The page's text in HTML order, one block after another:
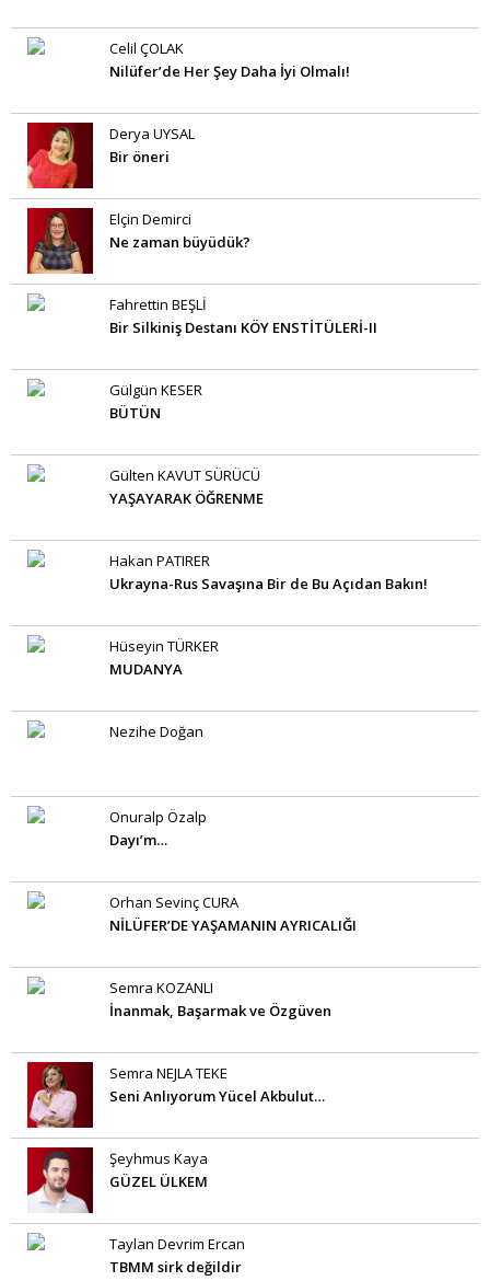
Celil ÇOLAK
Nilüfer’de Her Şey Daha İyi Olmalı!
Derya UYSAL
Bir öneri
Elçin Demirci
Ne zaman büyüdük?
Fahrettin BEŞLİ
Bir Silkiniş Destanı KÖY ENSTİTÜLERİ-II
Gülgün KESER
BÜTÜN
Gülten KAVUT SÜRÜCÜ
YAŞAYARAK ÖĞRENME
Hakan PATIRER
Ukrayna-Rus Savaşına Bir de Bu Açıdan Bakın!
Hüseyin TÜRKER
MUDANYA
Nezihe Doğan
Onuralp Özalp
Dayı’m…
Orhan Sevinç CURA
NİLÜFER’DE YAŞAMANIN AYRICALIĞI
Semra KOZANLI
İnanmak, Başarmak ve Özgüven
Semra NEJLA TEKE
Seni Anlıyorum Yücel Akbulut…
Şeyhmus Kaya
GÜZEL ÜLKEM
Taylan Devrim Ercan
TBMM sirk değildir